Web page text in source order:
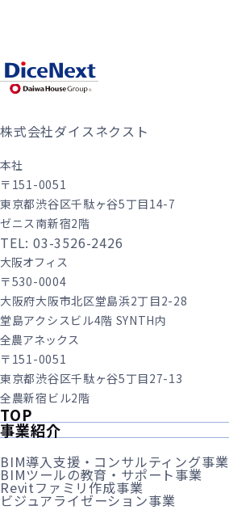
株式会社ダイスネクスト
本社
〒151-0051
東京都渋谷区千駄ヶ谷5丁目14-7
ゼニス南新宿2階
TEL: 03-3526-2426
大阪オフィス
〒530-0004
大阪府大阪市北区堂島浜2丁目2-28
堂島アクシスビル4階 SYNTH内
全農アネックス
〒151-0051
東京都渋谷区千駄ヶ谷5丁目27-13
全農新宿ビル2階
TOP
事業紹介
BIM導入支援・コンサルティング事業
BIMツールの教育・サポート事業
Revitファミリ作成事業
ビジュアライゼーション事業